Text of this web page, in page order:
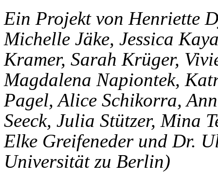
Ein Projekt von Henriette
Michelle Jäke, Jessica
Kramer, Sarah Krüger,
Magdalena Napiontek,
Pagel, Alice Schikorra,
Seeck, Julia Stützer, Mina
Elke Greifeneder und Dr.
Universität zu Berlin)